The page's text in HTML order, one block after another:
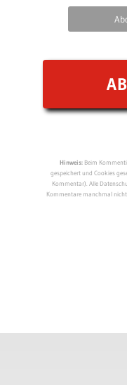
Hinweis:Beim
gespeichert und Cookies
Kommentar). Alle
Kommentare manchmal